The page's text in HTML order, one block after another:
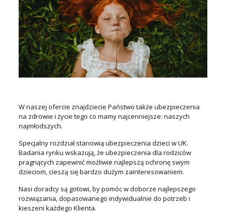
W naszej ofercie znajdziecie Państwo także ubezpieczenia
na zdrowie i życie tego co mamy najcenniejsze: naszych
najmłodszych.
Specjalny rozdział stanowią ubezpieczenia dzieci w UK.
Badania rynku wskazują, że ubezpieczenia dla rodziców
pragnących zapewnić możliwie najlepszą ochronę swym
dzieciom, cieszą się bardzo dużym zainteresowaniem.
Nasi doradcy są gotowi, by pomóc w doborze najlepszego
rozwiązania, dopasowanego indywidualnie do potrzeb i
kieszeni każdego Klienta.